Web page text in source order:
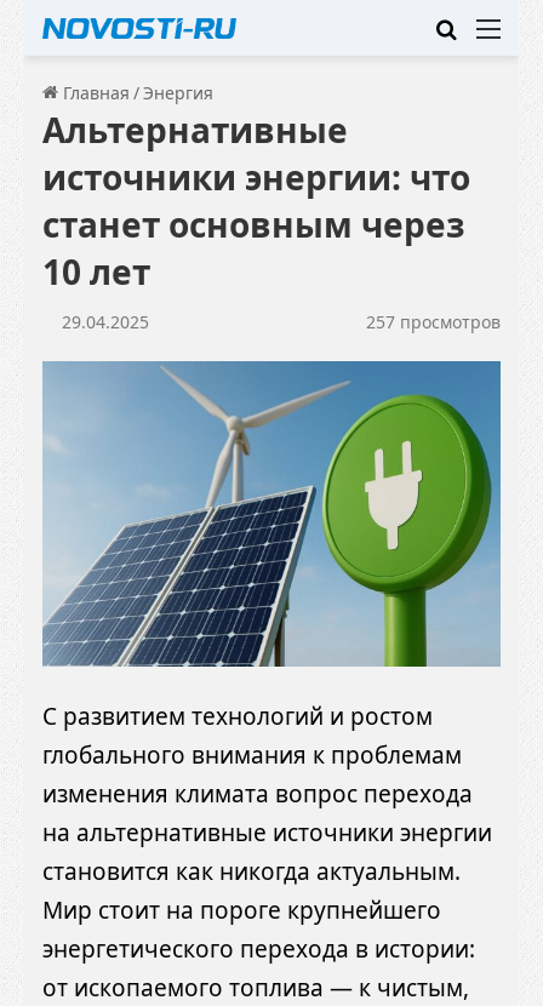
Искать
Главная /Энергия
Альтернативные
источники энергии: что
станет основным через
10 лет
29.04.2025 257 просмотров
С развитием технологий и ростом
глобального внимания к проблемам
изменения климата вопрос перехода
на альтернативные источники энергии
становится как никогда актуальным.
Мир стоит на пороге крупнейшего
энергетического перехода в истории:
от ископаемого топлива — к чистым,